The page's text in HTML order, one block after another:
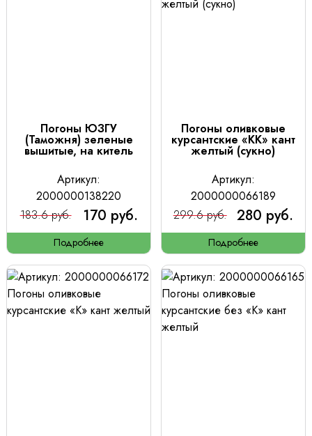
Погоны ЮЗГУ
(Таможня) зеленые
вышитые, на китель
Артикул:
2000000138220
183.6 руб.
170 руб.
Подробнее
Погоны оливковые
курсантские «КК» кант
желтый (сукно)
Артикул:
2000000066189
299.6 руб.
280 руб.
Подробнее